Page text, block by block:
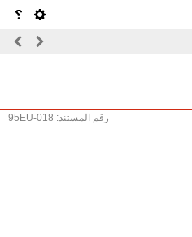
رقم المستند: 95EU-018